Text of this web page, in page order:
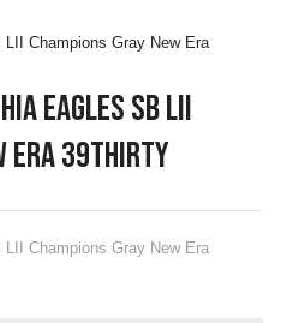
Champions Gray New Era
Eagles SB LII
Era 39thirty
Champions Gray New Era